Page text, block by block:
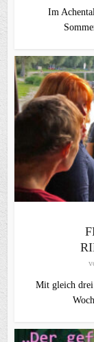
Im
Mit gleich drei